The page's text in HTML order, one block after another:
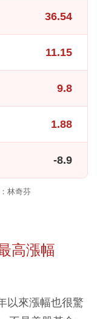
36.54
11.15
9.8
1.88
-8.9
林奇芬
高漲幅
以來漲幅也很驚